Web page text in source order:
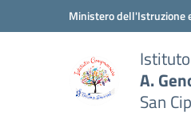
Vai ai contenuti
Vai al menu di navigazione
Ministero dell'Istruzione
A.
San